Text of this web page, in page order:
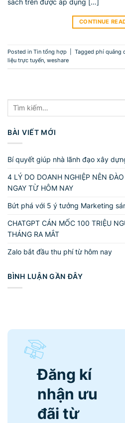
sách trên được áp dụng […]
CONTINUE
Posted in Tin tổng hợp Tagged phí quảng
liệu trực tuyến, weshare
BÀI VIẾT MỚI
Bí quyết giúp nhà lãnh đạo xây
4 LÝ DO DOANH NGHIỆP NÊN
NGAY TỪ HÔM NAY
Bứt phá với 5 ý tưởng Marketing
CHATGPT CÁN MỐC 100 TRIỆU
THÁNG RA MẮT
Zalo bắt đầu thu phí từ hôm nay
BÌNH LUẬN GẦN ĐÂY
Đăng kí
nhận ưu
đãi từ